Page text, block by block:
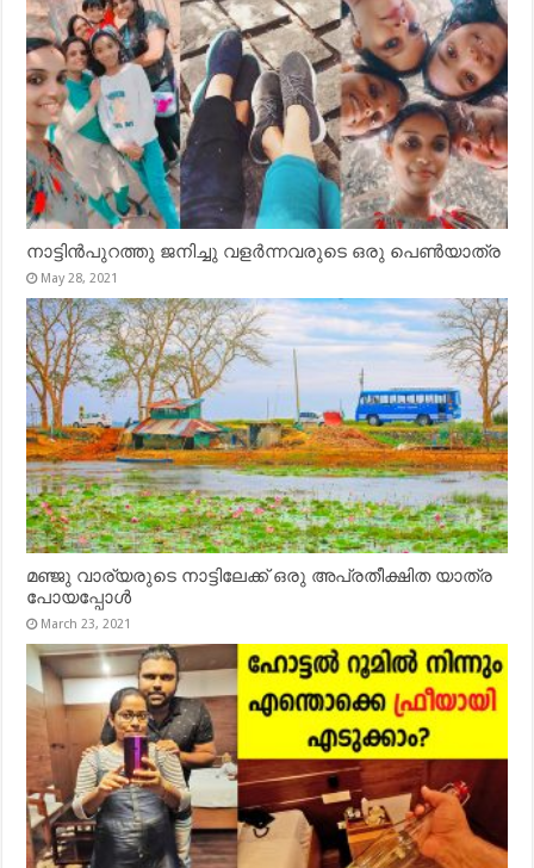
നാട്ടിൻപുറത്തു ജനിച്ചു വളർന്നവരുടെ ഒരു പെൺയാത്ര
May 28, 2021
മഞ്ജു വാര്യരുടെ നാട്ടിലേക്ക് ഒരു അപ്രതീക്ഷിത യാത്ര
പോയപ്പോൾ
March 23, 2021